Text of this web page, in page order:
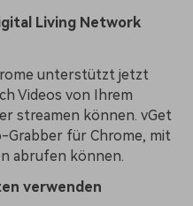
Living Network
unterstützt jetzt
Videos von Ihrem
streamen können. vGet
Grabber für Chrome, mit
abrufen können.
verwenden